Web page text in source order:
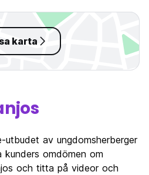
both communal
karta
av ungdomsherberger
kunders omdömen om
och titta på videor och